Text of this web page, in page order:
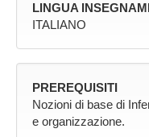
LINGUA
ITALIANO
PREREQUISITI
Nozioni di base di
e organizzazione.